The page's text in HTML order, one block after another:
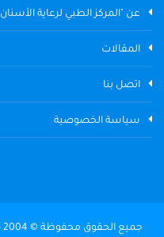
عن "المركز الطبي لرعاية الأسنان"
المقالات
اتصل بنا
سياسة الخصوصية